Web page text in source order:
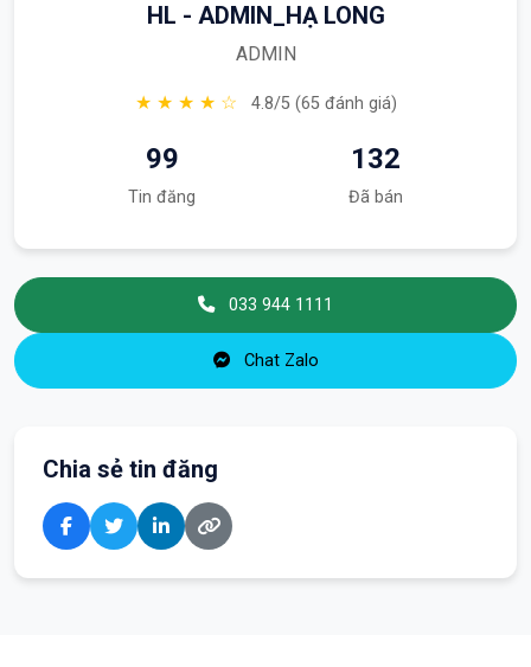
HL - ADMIN_HẠ LONG
ADMIN
★ ★ ★ ★ ☆ 4.8/5 (65 đánh giá)
99
Tin đăng
132
Đã bán
033 944 1111
Chat Zalo
Chia sẻ tin đăng